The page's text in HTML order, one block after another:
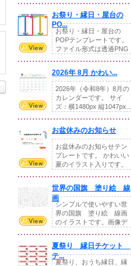
お祭り・縁日・屋台の
PO...
お祭り・縁日・屋台の
POPテンプレートです。
ファイル形式は透過PNG
2026年 8月 かわい...
2026年（令和8年）8月の
カレンダーです。 サイ
ズ：横1480px 縦1047px...
お盆休みのお知らせ
お盆休みのお知らせテン
プレートです。 かわいい
夏のイラスト入りです。
世界の国旗 塗り絵 線
画
シンプルで使いやすい世
界の国旗 塗り絵 線画
のイラストです。画像デ
夏祭り 縁日チケット
テ...
夏祭り、おうち縁日、縁